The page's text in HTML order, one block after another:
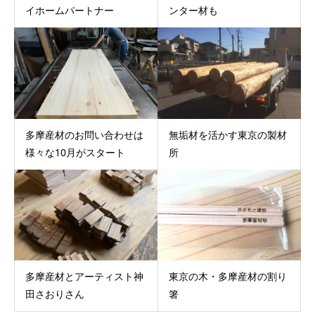
イホームパートナー
ンター材も
多摩産材のお問い合わせは
様々な10月がスタート
無垢材を活かす東京の製材
所
多摩産材とアーティスト神
田さおりさん
東京の木・多摩産材の割り
箸